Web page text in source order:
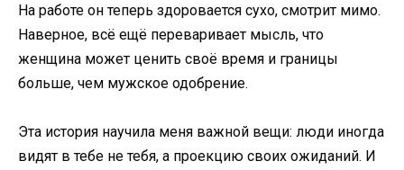
На работе он теперь здоровается сухо, смотрит мимо.
Наверное, всё ещё переваривает мысль, что
женщина может ценить своё время и границы
больше, чем мужское одобрение.
Эта история научила меня важной вещи: люди иногда
видят в тебе не тебя, а проекцию своих ожиданий. И